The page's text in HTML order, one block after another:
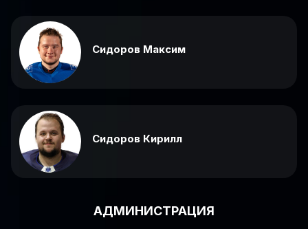
Сидоров Максим
Сидоров Кирилл
АДМИНИСТРАЦИЯ